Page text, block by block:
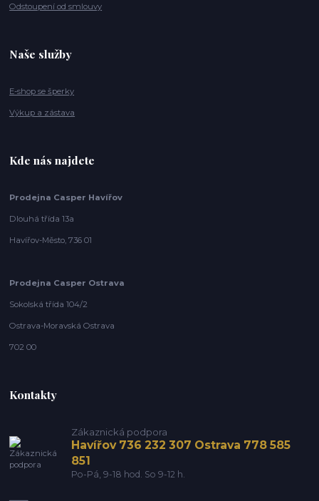
Odstoupení od smlouvy
Naše služby
E-shop se šperky
Výkup a zástava
Kde nás najdete
Prodejna Casper Havířov
Dlouhá třída 13a
Havířov-Město, 736 01
Prodejna Casper Ostrava
Sokolská třída 104/2
Ostrava-Moravská Ostrava
702 00
Kontakty
Zákaznická podpora
Havířov 736 232 307 Ostrava 778 585
851
Po-Pá, 9-18 hod. So 9-12 h.